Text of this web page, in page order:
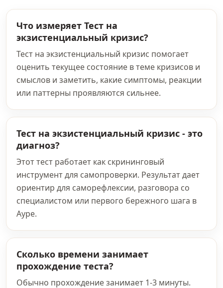
Что измеряет Тест на
экзистенциальный кризис?
Тест на экзистенциальный кризис помогает
оценить текущее состояние в теме кризисов и
смыслов и заметить, какие симптомы, реакции
или паттерны проявляются сильнее.
Тест на экзистенциальный кризис - это
диагноз?
Этот тест работает как скрининговый
инструмент для самопроверки. Результат дает
ориентир для саморефлексии, разговора со
специалистом или первого бережного шага в
Ауре.
Сколько времени занимает
прохождение теста?
Обычно прохождение занимает 1-3 минуты.